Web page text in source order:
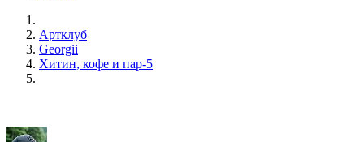
Артклуб
Georgii
Хитин, кофе и пар-5